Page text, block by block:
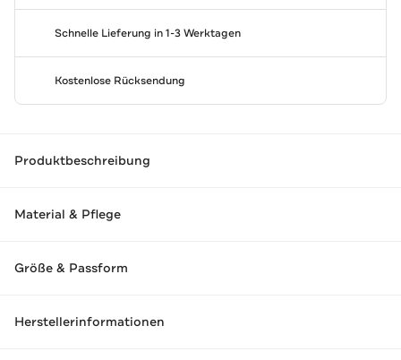
Schnelle Lieferung in 1-3 Werktagen
Kostenlose Rücksendung
Produktbeschreibung
Material & Pflege
Größe & Passform
Herstellerinformationen